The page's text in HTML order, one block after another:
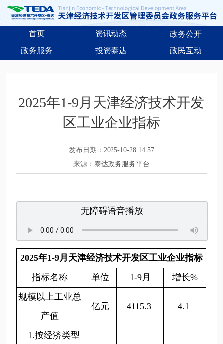
首页 资讯动态
政务公开
政务服务
投资泰达 政民互动
2025年1-9月天津经济技术开发
区工业企业指标
发布日期：2025-10-28 14:57
来源：泰达政务服务平台
无障碍语音播放
2025年1-9月天津经济技术开发区工业企业指标
指标名称
单位 1-9月
增长%
规模以上工业总
产值
亿元 4115.3 4.1
1.按经济类型